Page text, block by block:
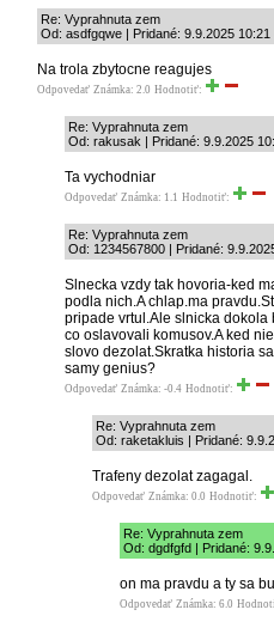
Re: Vyprahnuta zem
Od: asdfgqwe | Pridané: 9.9.2025 10:21
Na trola zbytocne reagujes
Odpovedať Známka: 2.0 Hodnotiť:
Re: Vyprahnuta zem
Od: rakusak | Pridané: 9.9.2025
Ta vychodniar
Odpovedať Známka: 1.1 Hodnotiť:
Re: Vyprahnuta zem
Od: 1234567800 | Pridané:
Slnecka vzdy tak hovoria-ked
podla nich.A chlap.ma
pripade vrtul.Ale slnicka dokola
co oslavovali komusov.A ked
slovo dezolat.Skratka historia
samy genius?
Odpovedať Známka: -0.4 Hodnotiť:
Re: Vyprahnuta zem
Od: raketakluis | Pridané:
Trafeny dezolat zagagal.
Odpovedať Známka: 0.0 Hodnotiť:
Re: Vyprahnuta zem
Od: dgdfgfd | Pridané:
on ma pravdu a ty sa
Odpovedať Známka: 6.0